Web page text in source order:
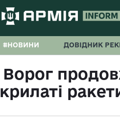
#НОВИНИ ДОВІДНИК
Ворог
крилаті